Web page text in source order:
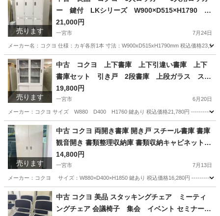
売ります
ー 鍵付 LKシリーズ W900×D515×H1790 愛
知県 一宮市 名古屋市 稲沢市 江南市 岩倉市 岐阜
羽島市 各務ヶ原市 岐阜市 三重県 愛知 グッドプラ
イス一宮
21,000円
一宮市 7月24日
メーカー名：コクヨ 仕様：カギ各所1本 寸法：W900xD515xH1790mm 税込価格
愛知 一宮市 オフィス用家具 コクヨ
売ります
中古 コクヨ 上下書庫 上下引違い書庫 上下
書庫セット 引き戸 2段書庫 上段ガラス スチ
ールキャビネット 書類棚 鍵付 愛知県 一宮市
名古屋 稲沢 江南 岩倉 岐阜 羽島 各務ヶ原 三重 愛
知 グッドプライス一宮
19,800円
一宮市 6月20日
メーカー：コクヨ サイズ W880 D400 H1760 鍵あり 税込価格21,780円
愛知 一宮市 オフィス用家具
売ります
中古 コクヨ 両開き書庫 開き戸 スチール書庫 書庫
観音開き 書類整理収納庫 書類収納キャビネット 5
段 鍵付 W880×D400×H1850 KOKUYO 愛知 岐
阜 三重 一宮市 グッドプライス一宮
14,800円
一宮市 7月13日
メーカー：コクヨ サイズ：W880×D400×H1850 鍵あり 税込価格16,280円
愛知 一宮市 オフィス用家具
中古 コクヨ 美品 スタッキングチェア ミーティ
ングチェア 会議椅子 集会 イベント セミナー